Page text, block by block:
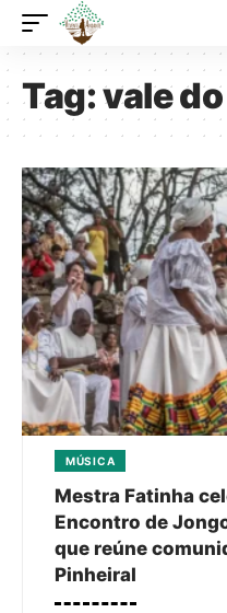
Tag:vale
MÚSICA
Mestra Fatinha
Encontro de
que reúne
Pinheiral